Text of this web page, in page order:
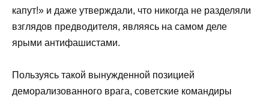
капут!» и даже утверждали, что никогда не разделяли
взглядов предводителя, являясь на самом деле
ярыми антифашистами.
Пользуясь такой вынужденной позицией
деморализованного врага, советские командиры